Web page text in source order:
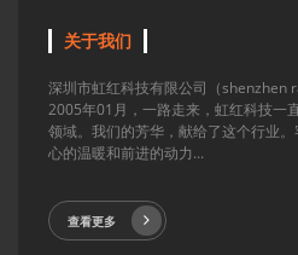
关于我们
深圳市虹红科技有限公司（shenzhen
2005年01月，一路走来，虹红科技一
领域。我们的芳华，献给了这个行业
心的温暖和前进的动力...
查看更多